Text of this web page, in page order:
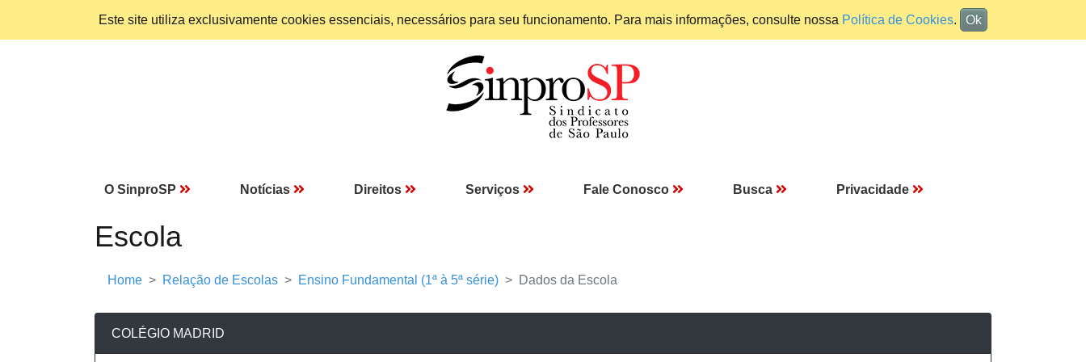
Este site utiliza exclusivamente cookies essenciais, necessários para seu funcionamento. Para mais informações, consulte nossa Política de Cookies. Ok
O SinproSP Notícias Direitos Serviços Fale Conosco Busca Privacidade
Escola
Home Relação de Escolas Ensino Fundamental (1ª à 5ª série) Dados da Escola
COLÉGIO MADRID